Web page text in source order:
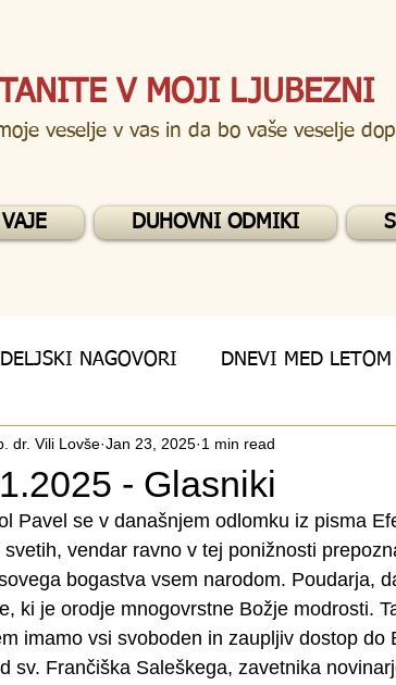
V MOJI LJUBEZNI
veselje v vas in da bo vaše veselje
DUHOVNI ODMIKI
NAGOVORI DNEVI MED LETOM
- Glasniki
dr. Vili Lovše Jan 23, 2025 1 min read
Pavel se v današnjem odlomku iz pisma
svetih, vendar ravno v tej ponižnosti
bogastva vsem narodom. Poudarja,
ki je orodje mnogovrstne Božje modrosti.
imamo vsi svoboden in zaupljiv dostop do
sv. Frančiška Saleškega, zavetnika